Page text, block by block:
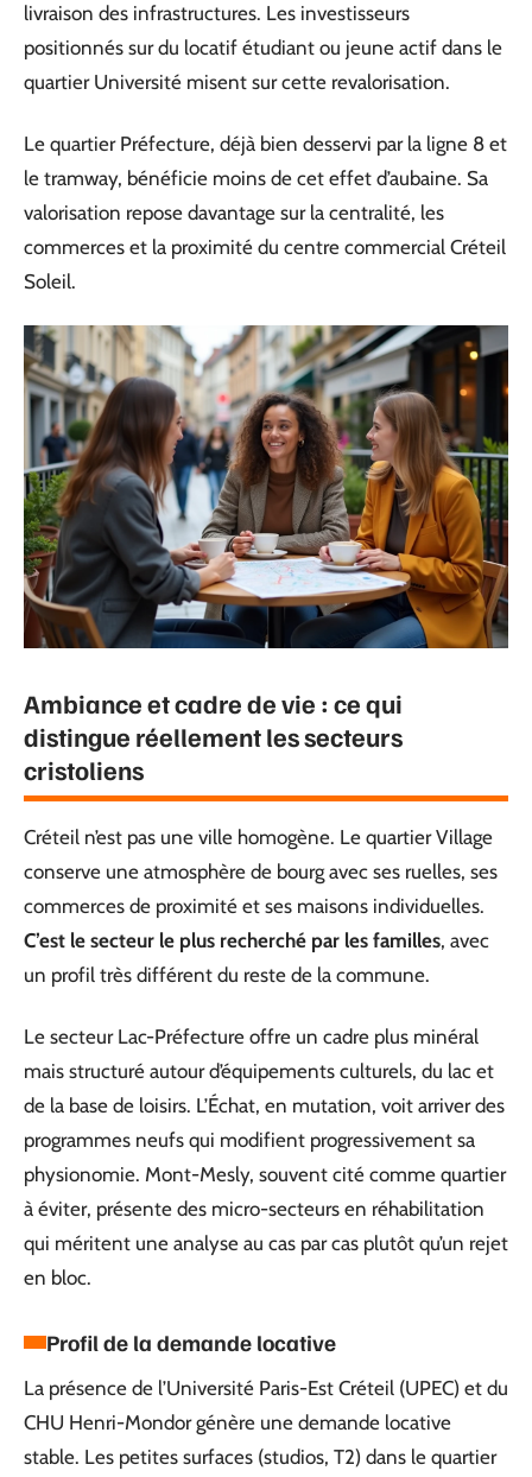
livraison des infrastructures. Les investisseurs
positionnés sur du locatif étudiant ou jeune actif dans le
quartier Université misent sur cette revalorisation.
Le quartier Préfecture, déjà bien desservi par la ligne 8 et
le tramway, bénéficie moins de cet effet d’aubaine. Sa
valorisation repose davantage sur la centralité, les
commerces et la proximité du centre commercial Créteil
Soleil.
Ambiance et cadre de vie : ce qui
distingue réellement les secteurs
cristoliens
Créteil n’est pas une ville homogène. Le quartier Village
conserve une atmosphère de bourg avec ses ruelles, ses
commerces de proximité et ses maisons individuelles.
C’est le secteur le plus recherché par les familles, avec
un profil très différent du reste de la commune.
Le secteur Lac-Préfecture offre un cadre plus minéral
mais structuré autour d’équipements culturels, du lac et
de la base de loisirs. L’Échat, en mutation, voit arriver des
programmes neufs qui modifient progressivement sa
physionomie. Mont-Mesly, souvent cité comme quartier
à éviter, présente des micro-secteurs en réhabilitation
qui méritent une analyse au cas par cas plutôt qu’un rejet
en bloc.
Profil de la demande locative
La présence de l’Université Paris-Est Créteil (UPEC) et du
CHU Henri-Mondor génère une demande locative
stable. Les petites surfaces (studios, T2) dans le quartier